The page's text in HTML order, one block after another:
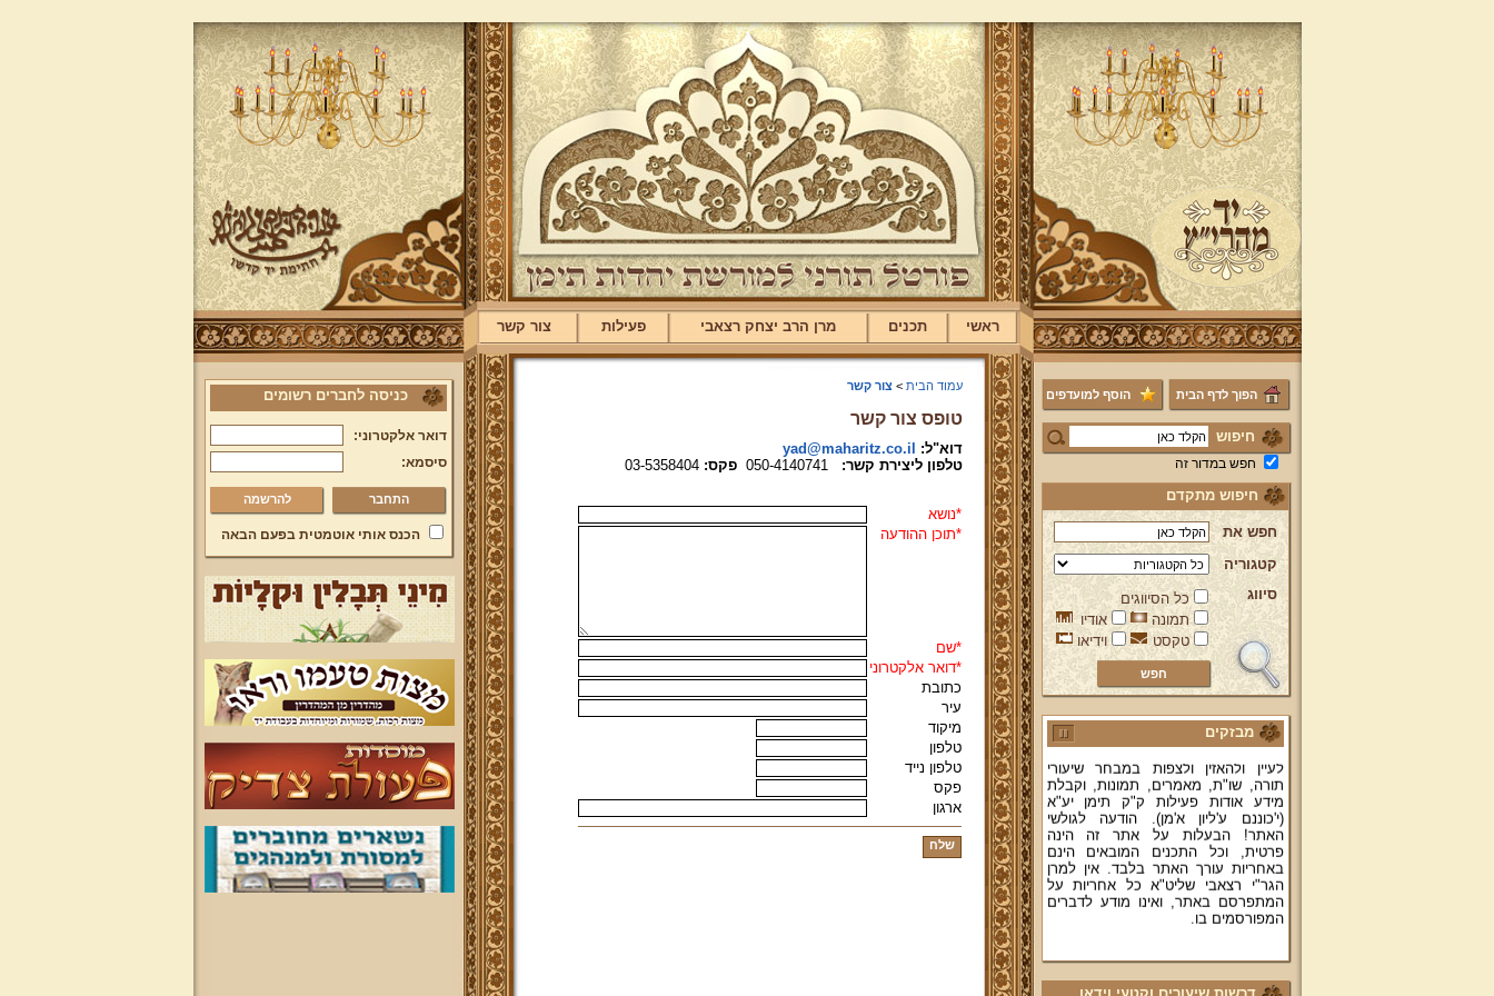
ראשי תכנים מרן הרב יצחק רצאבי פעילות צור קשר
הפוך לדף הבית הוסף למועדפים
חיפוש
חפש במדור זה
חיפוש מתקדם
חפש את
קטגוריה
סיווג
כל הסיווגים
תמונה
אודיו
טקסט
וידיאו
מבזקים
ברוכים הבאים לאתר מהרי"ץ
יד מהרי"ץ - פורטל תורני למורשת יהדות
תימן, האתר הרשמי להנצחת מורשתו
של גאון רבני תימן ותפארתם מהרי"ץ
זצוק"ל. באתר תמצאו גם תכנים תורניים
והלכתיים רבים של מרן הגאון הרב יצחק
מחבר ספרי שלחן ערוך המקוצר ח"ח
ושו"ת עולת יצחק ג"ח ועוד, וכן תוכלו
תורה, שו"ת, מאמרים, תמונות, וקבלת
מידע אודות פעילות ק"ק תימן יע"א
(י'כוננם ע'ליון א'מן). הודעה לגולשי
האתר! הבעלות על אתר זה הינה
פרטית, וכל התכנים המובאים הינם
באחריות עורך האתר בלבד. אין למרן
הגר"י רצאבי שליט"א כל אחריות על
המתפרסם באתר, ואינו מודע לדברים
המפורסמים בו.
יע"א די בכל אתר ואתר
עמוד הבית >צור קשר
טופס צור קשר
דוא"ל:
yad@maharitz.co.il
טלפון ליצירת קשר:
050-4140741 פקס:03-5358404
*נושא
*תוכן ההודעה
*שם
*דואר אלקטרוני
כתובת
עיר
מיקוד
טלפון
טלפון נייד
פקס
ארגון
כניסה לחברים רשומים
דואר אלקטרוני:
סיסמא:
להרשמה
הכנס אותי אוטמטית בפעם הבאה